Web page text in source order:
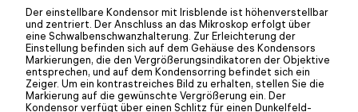
Der einstellbare Kondensor mit Irisblende ist höhenverstellbar
und zentriert. Der Anschluss an das Mikroskop erfolgt über
eine Schwalbenschwanzhalterung. Zur Erleichterung der
Einstellung befinden sich auf dem Gehäuse des Kondensors
Markierungen, die den Vergrößerungsindikatoren der Objektive
entsprechen, und auf dem Kondensorring befindet sich ein
Zeiger. Um ein kontrastreiches Bild zu erhalten, stellen Sie die
Markierung auf die gewünschte Vergrößerung ein. Der
Kondensor verfügt über einen Schlitz für einen Dunkelfeld-